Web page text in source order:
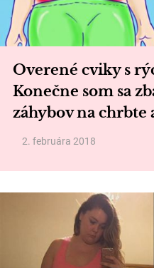
Overené cviky s
Konečne som sa
záhybov na chrbte
2. februára 2018